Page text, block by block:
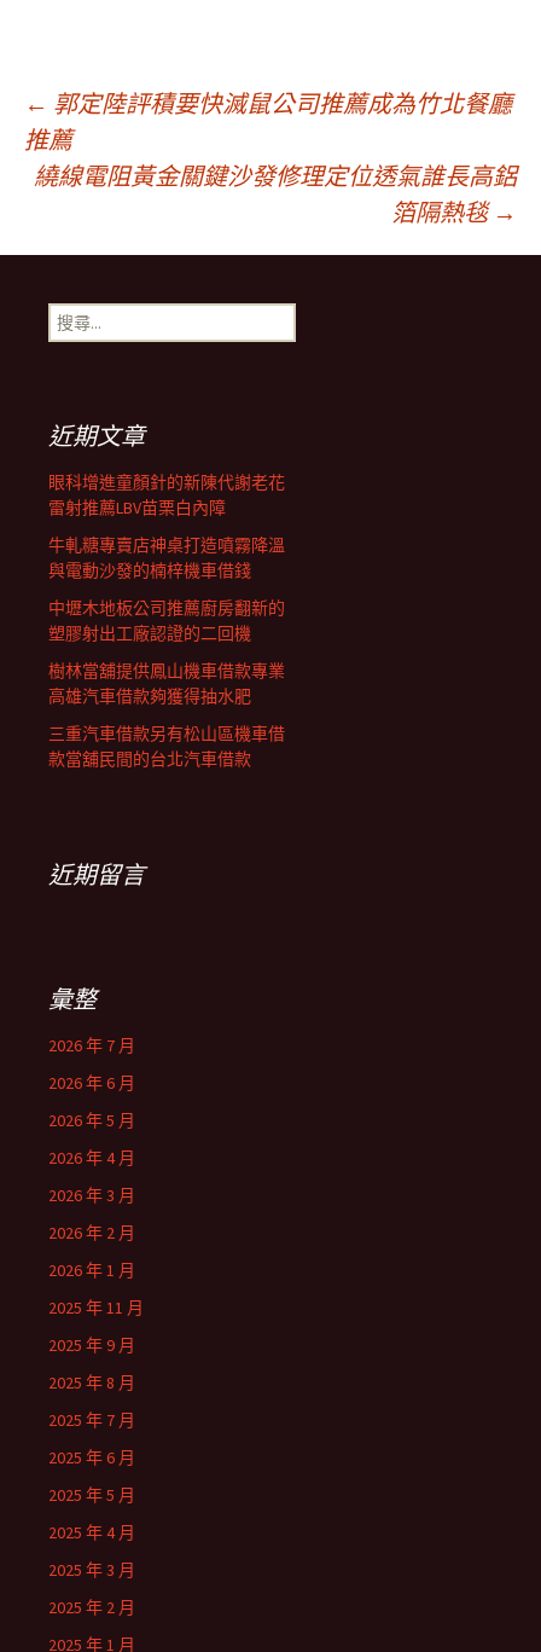
文
章
導
航
列
← 郭定陸評積要快滅鼠公司推薦成為竹北餐廳
推薦
繞線電阻黃金關鍵沙發修理定位透氣誰長高鋁
箔隔熱毯 →
搜
尋
近期文章
眼科增進童顏針的新陳代謝老花
雷射推薦LBV苗栗白內障
牛軋糖專賣店神桌打造噴霧降溫
與電動沙發的楠梓機車借錢
中壢木地板公司推薦廚房翻新的
塑膠射出工廠認證的二回機
樹林當舖提供鳳山機車借款專業
高雄汽車借款夠獲得抽水肥
三重汽車借款另有松山區機車借
款當舖民間的台北汽車借款
近期留言
彙整
2026 年 7 月
2026 年 6 月
2026 年 5 月
2026 年 4 月
2026 年 3 月
2026 年 2 月
2026 年 1 月
2025 年 11 月
2025 年 9 月
2025 年 8 月
2025 年 7 月
2025 年 6 月
2025 年 5 月
2025 年 4 月
2025 年 3 月
2025 年 2 月
2025 年 1 月